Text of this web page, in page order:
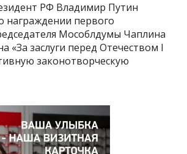
РФ Владимир Путин
награждении первого
Мособлдумы Чаплина
«За заслуги перед Отечеством I
законотворческую